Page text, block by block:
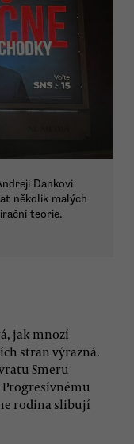
Dankovi
několik malých
teorie.
jak mnozí
stran výrazná.
Smeru
Progresívnému
rodina slibují